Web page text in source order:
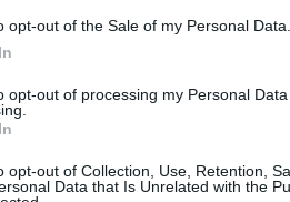
opt-out of the Sale of my Personal Data.
opt-out of processing my Personal
opt-out of Collection, Use, Retention,
Data that Is Unrelated with the